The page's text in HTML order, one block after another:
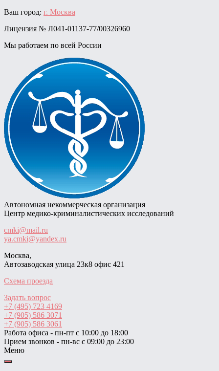
Skip
content
Ваш город: г. Москва
Лицензия № Л041-01137-77/00326960
Мы работаем по всей России
Автономная некоммерческая организация
Центр медико-криминалистических исследований
cmki@mail.ru
ya.cmki@yandex.ru
Москва,
Автозаводская улица 23к8 офис 421
Схема проезда
Задать вопрос
+7 (495) 723 4169
+7 (905) 586 3071
+7 (905) 586 3061
Работа офиса - пн-пт с 10:00 до 18:00
Прием звонков - пн-вс с 09:00 до 23:00
Меню